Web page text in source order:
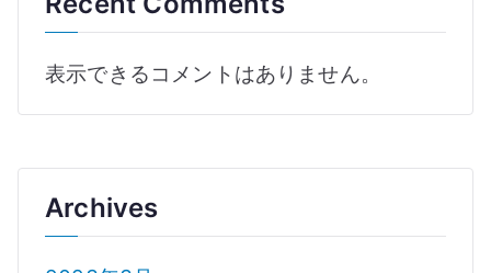
表示できるコメントはありません。
Archives